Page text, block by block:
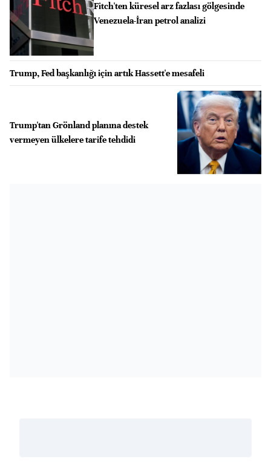
Fitch'ten küresel arz fazlası gölgesinde
Venezuela-İran petrol analizi
Trump, Fed başkanlığı için artık Hassett'e mesafeli
Trump'tan Grönland planına destek
vermeyen ülkelere tarife tehdidi